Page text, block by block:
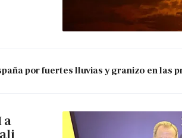
por fuertes lluvias y granizo en las
a